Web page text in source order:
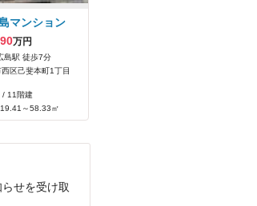
マンション
万円
島駅 徒歩7分
区己斐本町1丁目
/ 11階建
～58.33㎡
せを受け取